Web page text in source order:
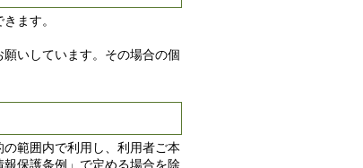
ます。
いしています。その場合の個
範囲内で利用し、利用者ご本
保護条例」で定める場合を除